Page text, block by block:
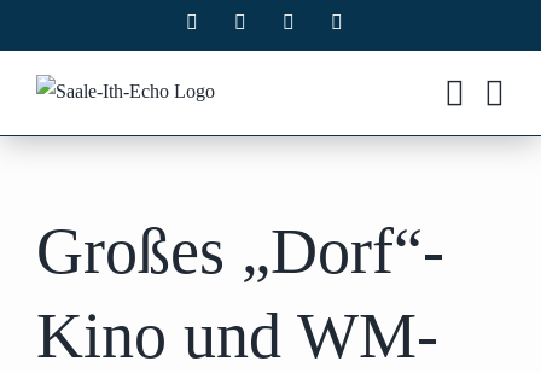
Inhalt
springen
Facebook Instagram
Großes „Dorf“-
Kino und WM-